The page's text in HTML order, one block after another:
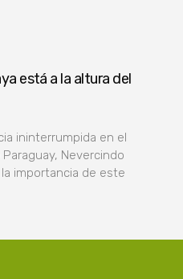
está a la altura del
ininterrumpida en el
Nevercindo
importancia de este